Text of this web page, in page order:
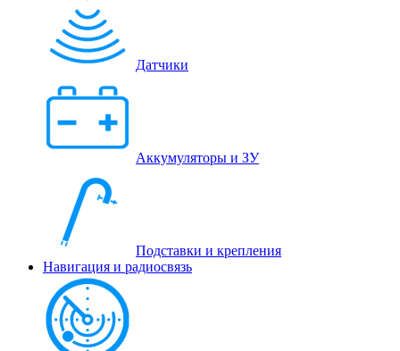
Датчики
Аккумуляторы и ЗУ
Подставки и крепления
Навигация и радиосвязь